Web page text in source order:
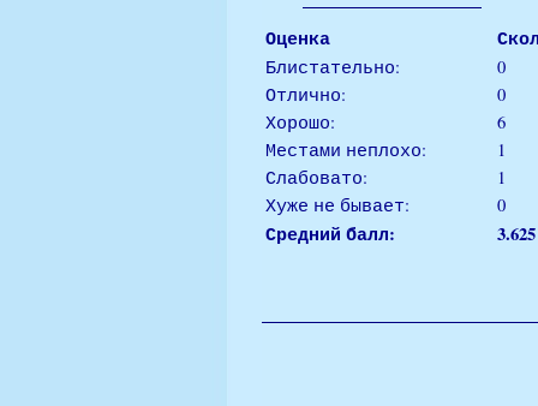
Оценка
Блистательно:
0
Отлично:
0
Хорошо:
6
Местами неплохо:
1
Слабовато:
1
Хуже не бывает:
0
Средний балл: 3.625